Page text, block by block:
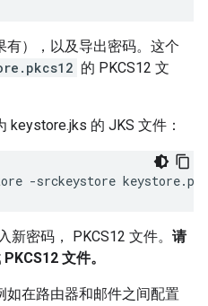
），以及导出密码。这个
的 PKCS12 文
keystore.jks 的 JKS 文件：
-srckeystore
密码， PKCS12 文件。 请
文件。
在路由器和邮件之间配置